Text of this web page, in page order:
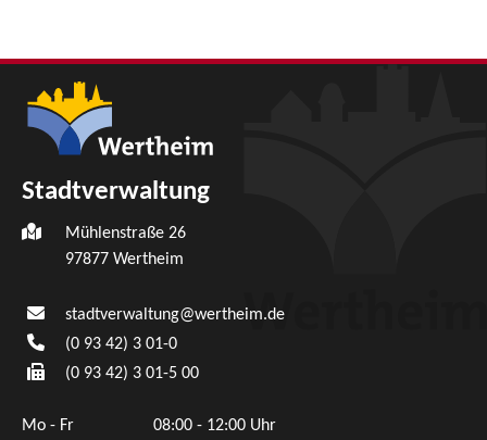
Stadtverwaltung
Mühlenstraße 26
97877 Wertheim
stadtverwaltung@wertheim.de
(0 93 42) 3 01-0
(0 93 42) 3 01-5 00
Mo - Fr
08:00 - 12:00 Uhr